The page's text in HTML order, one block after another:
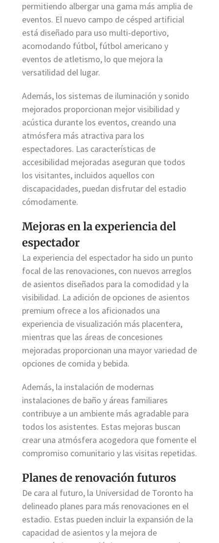
permitiendo albergar una gama más amplia de
eventos. El nuevo campo de césped artificial
está diseñado para uso multi-deportivo,
acomodando fútbol, fútbol americano y
eventos de atletismo, lo que mejora la
versatilidad del lugar.
Además, los sistemas de iluminación y sonido
mejorados proporcionan mejor visibilidad y
acústica durante los eventos, creando una
atmósfera más atractiva para los
espectadores. Las características de
accesibilidad mejoradas aseguran que todos
los visitantes, incluidos aquellos con
discapacidades, puedan disfrutar del estadio
cómodamente.
Mejoras en la experiencia del
espectador
La experiencia del espectador ha sido un punto
focal de las renovaciones, con nuevos arreglos
de asientos diseñados para la comodidad y la
visibilidad. La adición de opciones de asientos
premium ofrece a los aficionados una
experiencia de visualización más placentera,
mientras que las áreas de concesiones
mejoradas proporcionan una mayor variedad de
opciones de comida y bebida.
Además, la instalación de modernas
instalaciones de baño y áreas familiares
contribuye a un ambiente más agradable para
todos los asistentes. Estas mejoras buscan
crear una atmósfera acogedora que fomente el
compromiso comunitario y las visitas repetidas.
Planes de renovación futuros
De cara al futuro, la Universidad de Toronto ha
delineado planes para más renovaciones en el
estadio. Estas pueden incluir la expansión de la
capacidad de asientos y la mejora de